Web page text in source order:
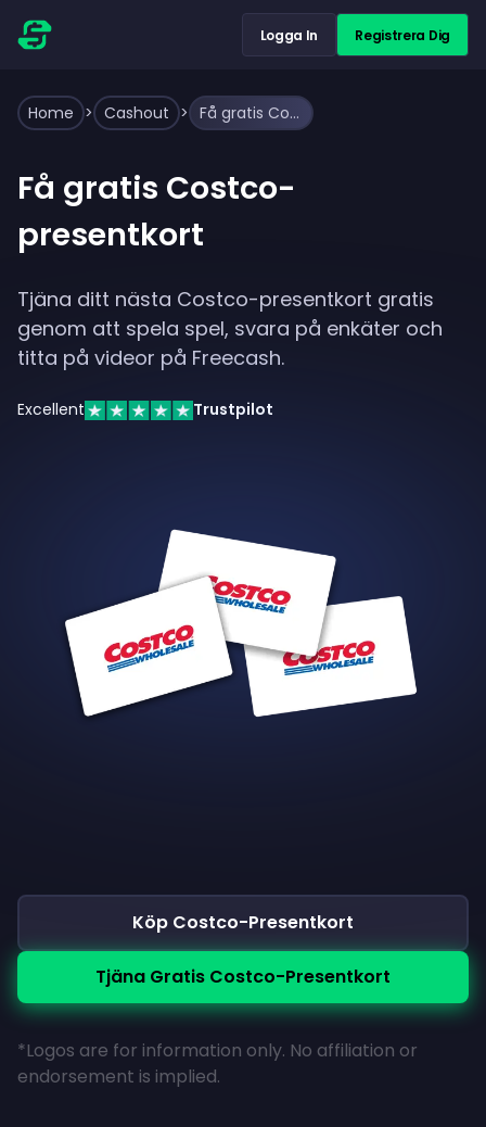
Logga In Registrera Dig
Home > Cashout > Få gratis Costco-presentkort
Få gratis Costco-
presentkort
Tjäna ditt nästa Costco-presentkort gratis
genom att spela spel, svara på enkäter och
titta på videor på Freecash.
Excellent Trustpilot
Köp Costco-Presentkort
Tjäna Gratis Costco-Presentkort
*Logos are for information only. No affiliation or
endorsement is implied.